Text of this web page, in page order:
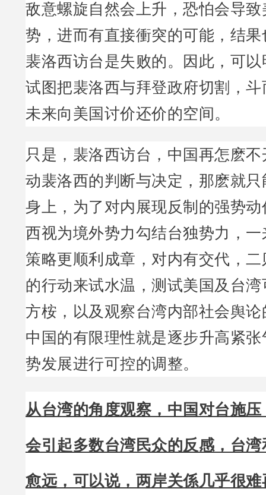
敌意螺旋自然会上升，恐怕会导
势，进而有直接衝突的可能，结
裴洛西访台是失败的。因此，可
试图把裴洛西与拜登政府切割，
未来向美国讨价还价的空间。
只是，裴洛西访台，中国再怎麽
动裴洛西的判断与决定，那麽就
身上，为了对内展现反制的强势
西视为境外势力勾结台独势力，
策略更顺利成章，对内有交代，
的行动来试水温，测试美国及台
方桉，以及观察台湾内部社会舆
中国的有限理性就是逐步升高紧
势发展进行可控的调整。
从台湾的角度观察，中国对台施
会引起多数台湾民众的反感，台
愈远，可以说，两岸关係几乎很